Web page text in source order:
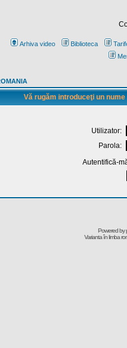
Arhiva video Biblioteca
Vă rugăm introduceţi un
Utilizator:
Parola:
Autentifică-
Powered by
Varianta în limba